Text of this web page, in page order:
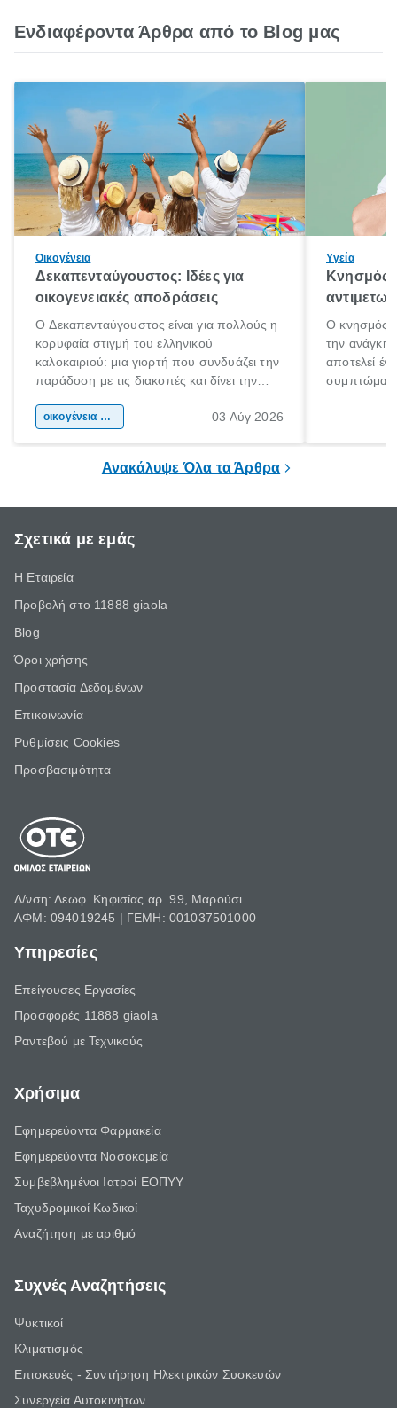
Ενδιαφέροντα Άρθρα από το Blog μας
Οικογένεια
Δεκαπενταύγουστος: Ιδέες για
οικογενειακές αποδράσεις
Ο Δεκαπενταύγουστος είναι για πολλούς η
κορυφαία στιγμή του ελληνικού
καλοκαιριού: μια γιορτή που συνδυάζει την
παράδοση με τις διακοπές και δίνει την
χώρας. Είτε πρόκειται για λίγες μέρες
οικογένεια & παιδί 03 Αύγ 2026
Υγεία
Κνησμός:
Ο κνησμός
την ανάγκη
αποτελεί
Ανακάλυψε Όλα τα Άρθρα
Σχετικά με εμάς
Η Εταιρεία
Προβολή στο 11888 giaola
Blog
Όροι χρήσης
Προστασία Δεδομένων
Επικοινωνία
Ρυθμίσεις Cookies
Προσβασιμότητα
Δ/νση: Λεωφ. Κηφισίας αρ. 99, Μαρούσι
ΑΦΜ: 094019245 | ΓΕΜΗ: 001037501000
Υπηρεσίες
Επείγουσες Εργασίες
Προσφορές 11888 giaola
Ραντεβού με Τεχνικούς
Χρήσιμα
Εφημερεύοντα Φαρμακεία
Εφημερεύοντα Νοσοκομεία
Συμβεβλημένοι Ιατροί ΕΟΠΥΥ
Ταχυδρομικοί Κωδικοί
Αναζήτηση με αριθμό
Συχνές Αναζητήσεις
Ψυκτικοί
Κλιματισμός
Επισκευές - Συντήρηση Ηλεκτρικών Συσκευών
Συνεργεία Αυτοκινήτων